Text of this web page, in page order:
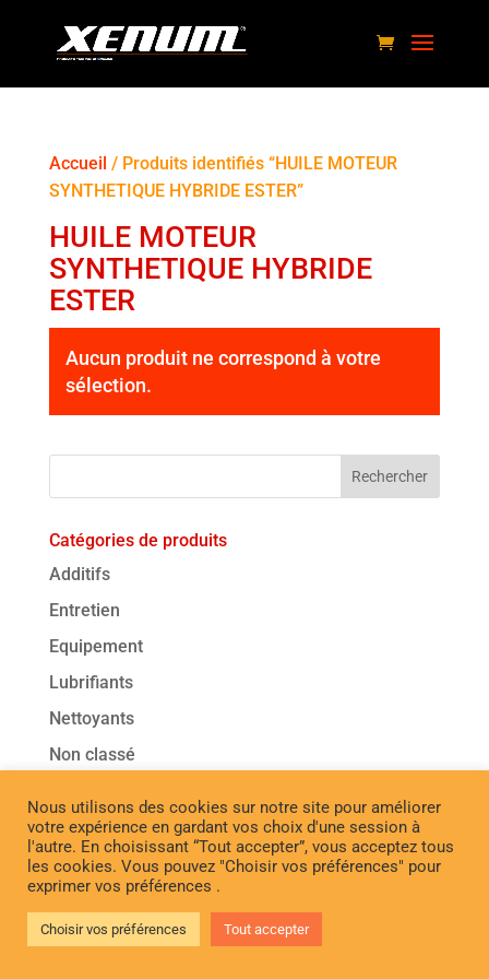
Accueil / Produits identifiés “HUILE MOTEUR
SYNTHETIQUE HYBRIDE ESTER”
HUILE MOTEUR
SYNTHETIQUE HYBRIDE
ESTER
Aucun produit ne correspond à votre
sélection.
Catégories de produits
Additifs
Entretien
Equipement
Lubrifiants
Nettoyants
Non classé
Nous utilisons des cookies sur notre site pour améliorer
votre expérience en gardant vos choix d'une session à
l'autre. En choisissant “Tout accepter”, vous acceptez tous
les cookies. Vous pouvez "Choisir vos préférences" pour
exprimer vos préférences .
Choisir vos préférences Tout accepter